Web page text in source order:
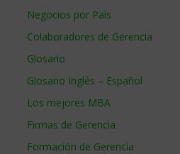
Negocios por País
Colaboradores de Gerencia
Glosario
Glosario Inglés – Español
Los mejores MBA
Firmas de Gerencia
Formación de Gerencia